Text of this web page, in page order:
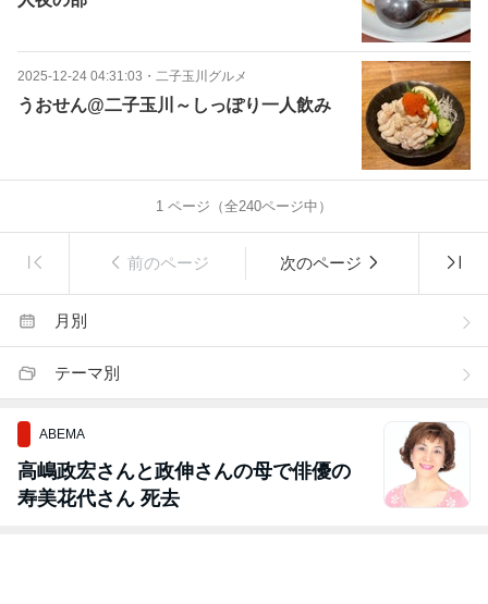
2025-12-24 04:31:03 ・ 二子玉川グルメ
うおせん@二子玉川～しっぽり一人飲み
1 ページ（全240ページ中）
前のページ 次のページ
月別
テーマ別
ABEMA
高嶋政宏さんと政伸さんの母で俳優の
寿美花代さん 死去